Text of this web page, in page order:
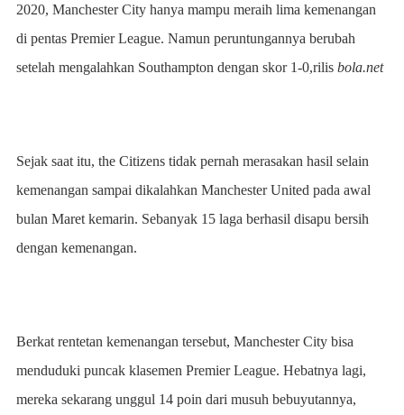
2020, Manchester City hanya mampu meraih lima kemenangan
di pentas Premier League. Namun peruntungannya berubah
setelah mengalahkan Southampton dengan skor 1-0,rilis bola.net
Sejak saat itu, the Citizens tidak pernah merasakan hasil selain
kemenangan sampai dikalahkan Manchester United pada awal
bulan Maret kemarin. Sebanyak 15 laga berhasil disapu bersih
dengan kemenangan.
Berkat rentetan kemenangan tersebut, Manchester City bisa
menduduki puncak klasemen Premier League. Hebatnya lagi,
mereka sekarang unggul 14 poin dari musuh bebuyutannya,